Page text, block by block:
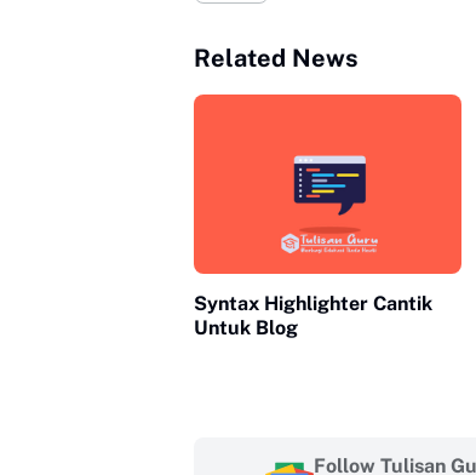
Related News
Syntax Highlighter Cantik
Untuk Blog
Follow Tulisan